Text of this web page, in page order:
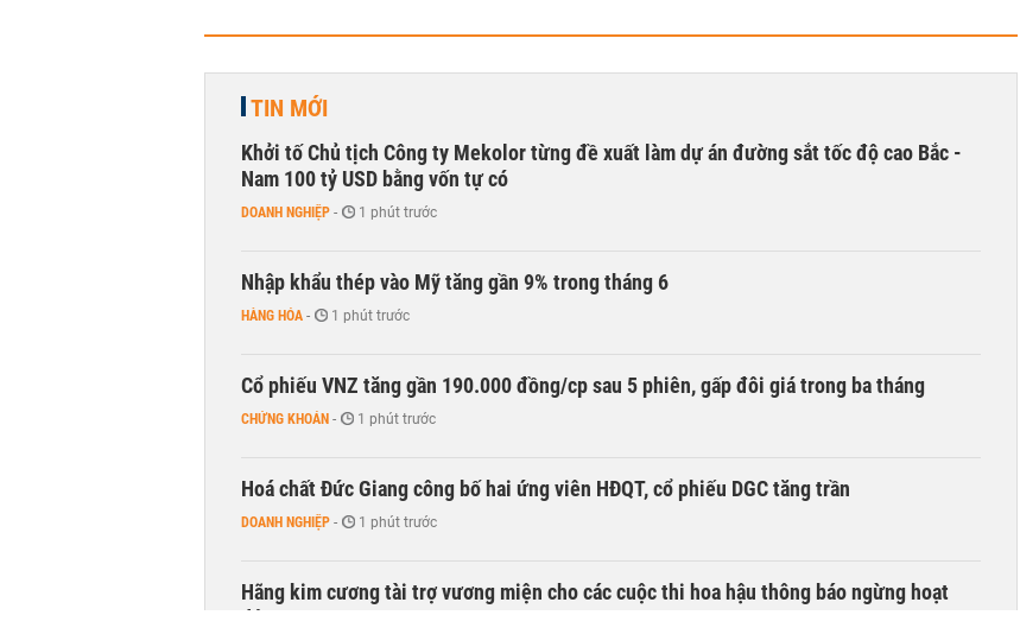
TIN MỚI
Khởi tố Chủ tịch Công ty Mekolor từng đề xuất làm dự án đường sắt tốc độ cao Bắc -
Nam 100 tỷ USD bằng vốn tự có
DOANH NGHIỆP - 1 phút trước
Nhập khẩu thép vào Mỹ tăng gần 9% trong tháng 6
HÀNG HÓA - 1 phút trước
Cổ phiếu VNZ tăng gần 190.000 đồng/cp sau 5 phiên, gấp đôi giá trong ba tháng
CHỨNG KHOÁN - 1 phút trước
Hoá chất Đức Giang công bố hai ứng viên HĐQT, cổ phiếu DGC tăng trần
DOANH NGHIỆP - 1 phút trước
Hãng kim cương tài trợ vương miện cho các cuộc thi hoa hậu thông báo ngừng hoạt
động